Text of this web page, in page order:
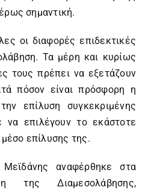
σημαντική.
οι διαφορές επιδεκτικές
Τα μέρη και κυρίως
τους πρέπει να εξετάζουν
πόσον είναι πρόσφορη η
επίλυση συγκεκριμένης
να επιλέγουν το εκάστοτε
επίλυσης της.
αναφέρθηκε στα
της Διαμεσολάβησης,